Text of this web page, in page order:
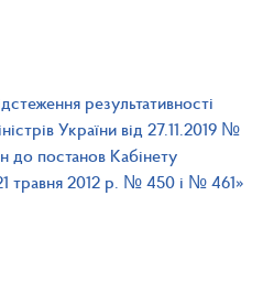
результативності
України від 27.11.2019 №
до постанов Кабінету
травня 2012 р. № 450 і № 461»